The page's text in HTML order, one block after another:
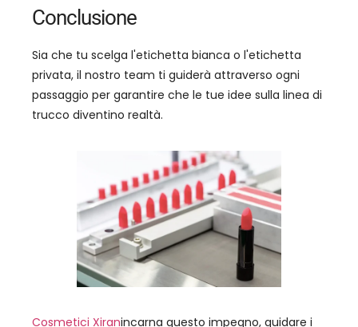
Conclusione
Sia che tu scelga l'etichetta bianca o l'etichetta
privata, il nostro team ti guiderà attraverso ogni
passaggio per garantire che le tue idee sulla linea di
trucco diventino realtà.
Cosmetici Xiranincarna questo impegno, guidare i